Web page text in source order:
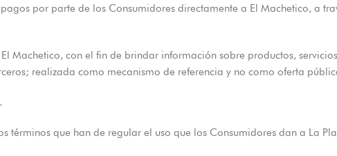
por parte de los Consumidores directamente a El Machetico, a
Machetico, con el fin de brindar información sobre productos,
realizada como mecanismo de referencia y no como oferta
términos que han de regular el uso que los Consumidores dan a La